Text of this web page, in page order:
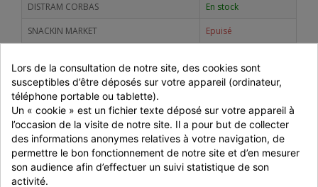
DISTRAM CORBAS
En stock
SNACKIN MARKET
Epuisé
Montant Réduction
P. unitaire
Jusqu'à 699 € HT
-
138,71 € HT
700 à 999 € HT
-5%
131,77 € HT
1000 à 1499 € HT
-10%
124,84 € HT
> 1500 € HT
Lors de la consultation de notre site, des cookies sont
susceptibles d’être déposés sur votre appareil (ordinateur,
téléphone portable ou tablette).
Un « cookie » est un fichier texte déposé sur votre appareil à
l’occasion de la visite de notre site. Il a pour but de collecter
des informations anonymes relatives à votre navigation, de
permettre le bon fonctionnement de notre site et d’en mesurer
son audience afin d’effectuer un suivi statistique de son
activité.